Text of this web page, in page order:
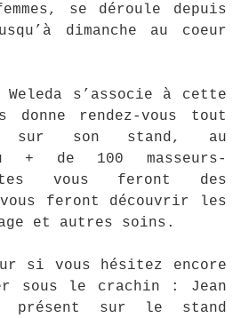
se déroule depuis
dimanche au coeur
s’associe à cette
donne rendez-vous tout
sur son stand, au
+ de 100 masseurs-
vous feront des
feront découvrir les
et autres soins.
si vous hésitez encore
sous le crachin : Jean
présent sur le stand